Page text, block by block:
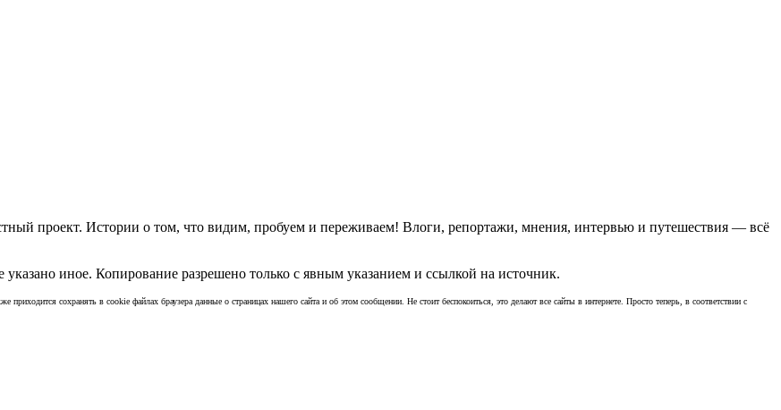
проект. Истории о том, что видим, пробуем и переживаем! Влоги, репортажи, мнения, интервью и путешествия — всё
иное. Копирование разрешено только с явным указанием и ссылкой на источник.
сохранять в cookie файлах браузера данные о страницах нашего сайта и об этом сообщении. Не стоит беспокоиться, это делают все сайты в интернете. Просто теперь, в соответствии с